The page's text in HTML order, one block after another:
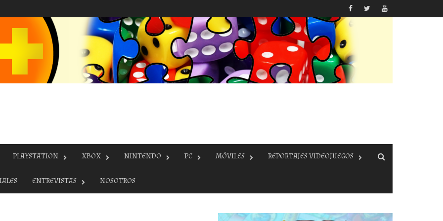
PLAYSTATION XBOX NINTENDO PC MÓVILES REPORTAJES VIDEOJUEGOS
ENTREVISTAS NOSOTROS